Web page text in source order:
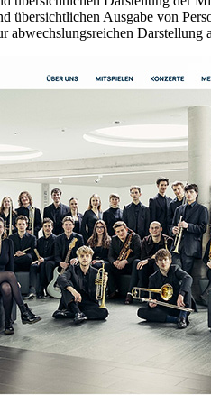
übersichtlichen Ausgabe von
abwechslungsreichen Darstellung